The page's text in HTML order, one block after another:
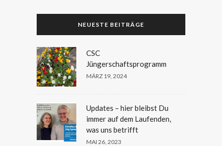
NEUESTE BEITRÄGE
CSC
Jüngerschaftsprogramm
MÄRZ 19, 2024
Updates – hier bleibst Du
immer auf dem Laufenden,
was uns betrifft
MAI 26, 2023